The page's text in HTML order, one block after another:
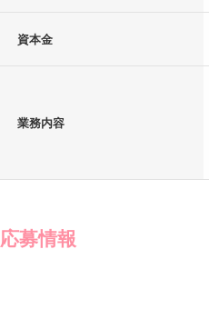
資本金
業務内容
応募情報